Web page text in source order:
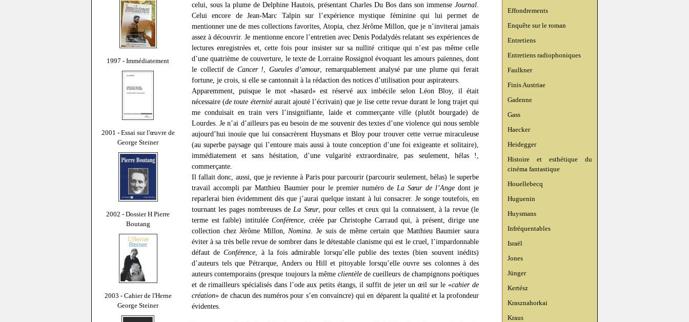
1997 - Immédiatement
2001 - Essai sur l'œuvre de
George Steiner
2002 - Dossier H Pierre
Boutang
2003 - Cahier de l'Herne
George Steiner
Effondrements
Enquête sur le roman
Entretiens
Entretiens radiophoniques
Faulkner
Finis Austriae
Gadenne
Gass
Haecker
Heidegger
Histoire et esthétique du
cinéma fantastique
Houellebecq
Huguenin
Huysmans
Infréquentables
Israël
Jones
Jünger
Kertész
Krasznahorkai
Kraus
celui, sous la plume de Delphine Hautois, présentant Charles Du Bos dans son immense Journal.
Celui encore de Jean-Marc Talpin sur l’expérience mystique féminine qui lui permet de
mentionner une de mes collections favorites, Atopia, chez Jérôme Millon, que je n’inviterai jamais
assez à découvrir. Je mentionne encore l’entretien avec Denis Podalydès relatant ses expériences de
lectures enregistrées et, cette fois pour insister sur sa nullité critique qui n’est pas même celle
d’une quatrième de couverture, le texte de Lorraine Rossignol évoquant les amours païennes, dont
le collectif de Cancer ! Gueules d’amour, remarquablement analysé par une plume qui ferait
fortune, je crois, si elle se cantonnait à la rédaction des notices d’utilisation pour aspirateurs.
Apparemment, puisque le mot «hasard» est réservé aux imbécile selon Léon Bloy, il était
nécessaire (de toute éternitéaurait ajouté l’écrivain) que je lise cette revue durant le long trajet qui
me conduisait en train vers l’insignifiante, laide et commerçante ville (plutôt bourgade) de
Lourdes. Je n’ai d’ailleurs pas eu besoin de me souvenir des textes d’une violence qui nous semble
aujourd’hui inouïe que lui consacrèrent Huysmans et Bloy pour trouver cette verrue miraculeuse
(au superbe paysage qui l’entoure mais aussi à toute conception d’une foi exigeante et solitaire),
immédiatement et sans hésitation, d’une vulgarité extraordinaire, pas seulement, hélas !,
commerçante.
Il fallait donc, aussi, que je revienne à Paris pour parcourir (parcourir seulement, hélas) le superbe
travail accompli par Matthieu Baumier pour le premier numéro de La Sœur de l’Angedont je
reparlerai bien évidemment dès que j’aurai quelque instant à lui consacrer. Je songe toutefois, en
tournant les pages nombreuses de La Sœur, pour celles et ceux qui la connaissent, à la revue (le
terme est faible) intituléeConférence , créée par Christophe Carraud qui, à présent, dirige une
collection chez Jérôme Millon, Nomina . Je suis de même certain que Matthieu Baumier saura
éviter à sa très belle revue de sombrer dans le détestable clanisme qui est le cruel, l’impardonnable
défaut deConférence , à la fois admirable lorsqu’elle publie des textes (bien souvent inédits)
d’auteurs tels que Pétrarque, Anders ou Hill et pitoyable lorsqu’elle ouvre ses colonnes à des
auteurs contemporains (presque toujours la mêmeclientèle de cueilleurs de champignons poétiques
et de rimailleurs spécialisés dans l’ode aux petits étangs, il suffit de jeter un œil sur le «cahier de
création» de chacun des numéros pour s’en convaincre) qui en déparent la qualité et la profondeur
évidentes.